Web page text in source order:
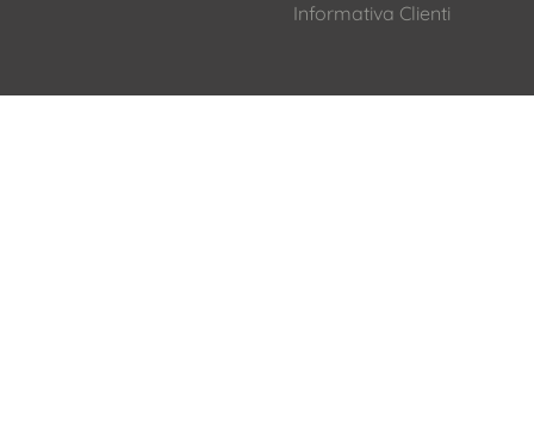
Informativa Clienti